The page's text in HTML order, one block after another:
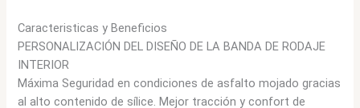
Caracteristicas y Beneficios
PERSONALIZACIÓN DEL DISEÑO DE LA BANDA DE RODAJE
INTERIOR
Máxima Seguridad en condiciones de asfalto mojado gracias
al alto contenido de sílice. Mejor tracción y confort de